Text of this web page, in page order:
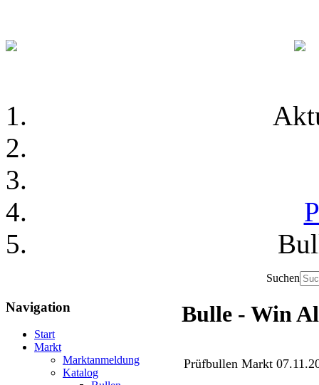
Suchen
Navigation
Start
Markt
Marktanmeldung
Katalog
Bulle - Win
Prüfbullen Markt